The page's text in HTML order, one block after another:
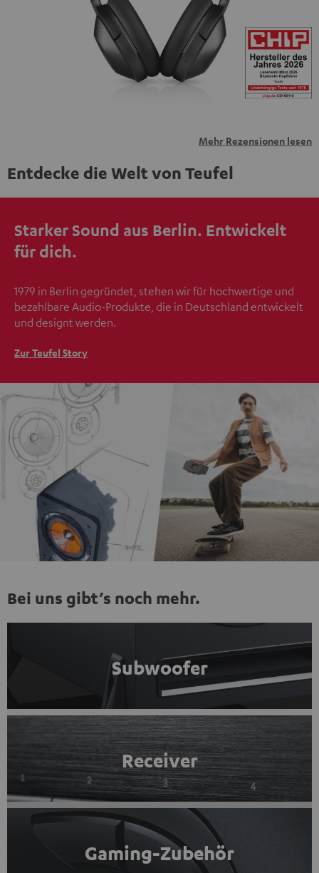
übermittelt werden.
Weitere Informationen sind in der
Datenschutzerklärung unter I zu finden.
Mehr Rezensionen lesen
Entdecke die Welt von Teufel
Starker Sound aus Berlin. Entwickelt
für dich.
1979 in Berlin gegründet, stehen wir für hochwertige und
bezahlbare Audio-Produkte, die in Deutschland entwickelt
und designt werden.
Zur Teufel Story
Bei uns gibt’s noch mehr.
Subwoofer
Receiver
Gaming-Zubehör